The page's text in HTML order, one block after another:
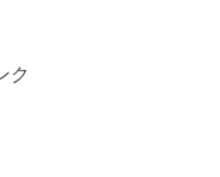
ク